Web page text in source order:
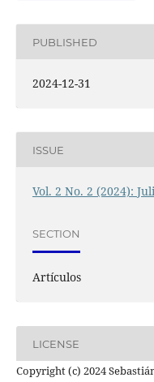
PUBLISHED
2024-12-31
ISSUE
Vol. 2 No. 2 (2024):
SECTION
Artículos
LICENSE
Copyright (c) 2024